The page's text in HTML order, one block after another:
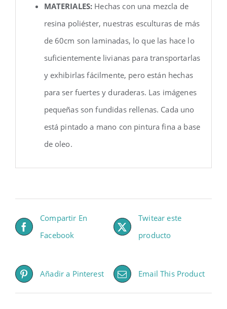
MATERIALES: Hechas con una mezcla de
resina poliéster, nuestras esculturas de más
de 60cm son laminadas, lo que las hace lo
suficientemente livianas para transportarlas
y exhibirlas fácilmente, pero están hechas
para ser fuertes y duraderas. Las imágenes
pequeñas son fundidas rellenas. Cada uno
está pintado a mano con pintura fina a base
de oleo.
Compartir En
Facebook
Twitear este
producto
Añadir a Pinterest Email This Product